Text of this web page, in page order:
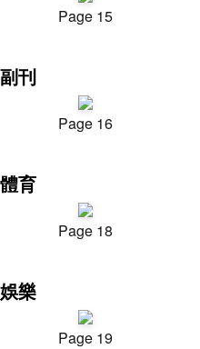
Page 15
副刊
Page 16
體育
Page 18
娛樂
Page 19